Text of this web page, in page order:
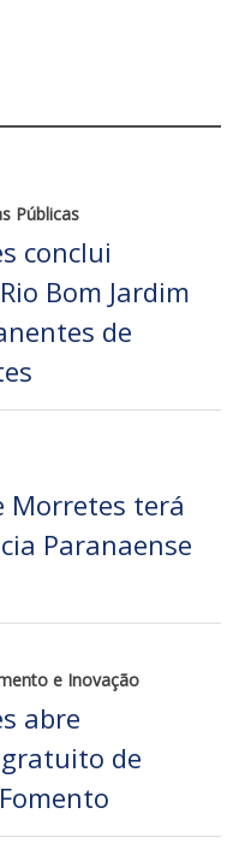
Públicas
conclui
Bom Jardim
de
Morretes terá
Paranaense
e Inovação
abre
de